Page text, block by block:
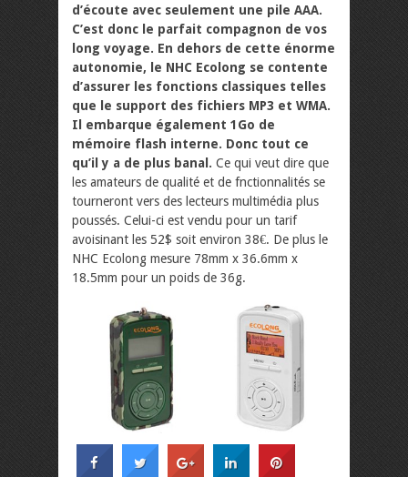
d’écoute avec seulement une pile AAA.
C’est donc le parfait compagnon de vos
long voyage. En dehors de cette énorme
autonomie, le NHC Ecolong se contente
d’assurer les fonctions classiques telles
que le support des fichiers MP3 et WMA.
Il embarque également 1Go de
mémoire flash interne. Donc tout ce
qu’il y a de plus banal. Ce qui veut dire que
les amateurs de qualité et de fnctionnalités se
tourneront vers des lecteurs multimédia plus
poussés. Celui-ci est vendu pour un tarif
avoisinant les 52$ soit environ 38€. De plus le
NHC Ecolong mesure 78mm x 36.6mm x
18.5mm pour un poids de 36g.